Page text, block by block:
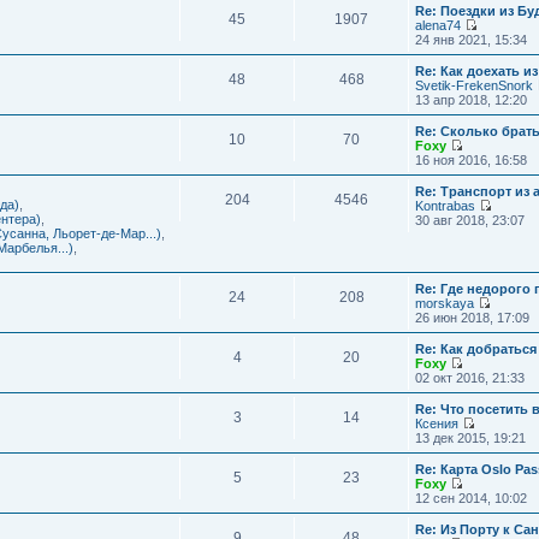
ю
о
б
щ
е
н
и
ю
е
м
у
с
о
о
б
щ
е
и
ю
л
д
н
е
м
у
с
о
б
щ
е
н
и
к
п
о
л
е
д
н
е
у
с
о
о
б
и
ю
45 1907
Re: Поездки из
alena74
П
е
р
е
й
т
к
п
о
л
е
д
с
о
о
щ
н
и
ю
24 янв 2021, 15:34
48 468
Re: Как доехать
Svetik-FrekenSnork
13 апр 2018, 12:20
10 70
Re: Сколько
Foxy
П
е
р
е
й
т
п
о
с
л
е
д
н
е
с
о
о
щ
н
и
ю
16 ноя 2016, 16:58
Льорет-де-Мар...)
204 4546
Re: Транспорт из
Kontrabas
П
й
т
п
о
л
е
д
е
с
о
о
щ
30 авг 2018, 23:07
24 208
Re: Где недорого
morskaya
П
е
р
е
й
т
к
п
о
л
д
н
е
26 июн 2018, 17:09
4 20
Re: Как
Foxy
П
е
р
е
й
т
к
п
о
л
02 окт 2016, 21:33
3 14
Re: Что посетить
Ксения
П
е
р
е
й
т
13 дек 2015, 19:21
5 23
Re: Карта Oslo
Foxy
П
е
р
12 сен 2014, 10:02
Re: Из Порту к